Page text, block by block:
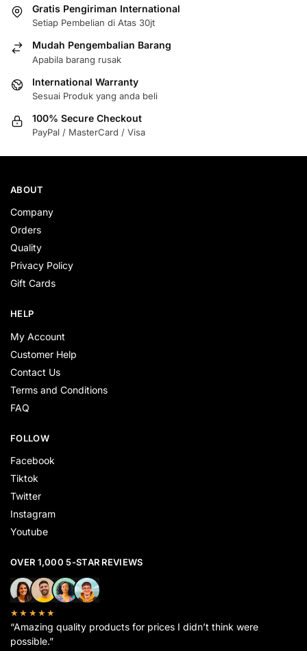
Gratis Pengiriman International
Setiap Pembelian di Atas 30jt
Mudah Pengembalian Barang
Apabila barang rusak
International Warranty
Sesuai Produk yang anda beli
100% Secure Checkout
PayPal / MasterCard / Visa
ABOUT
Company
Orders
Quality
Privacy Policy
Gift Cards
HELP
My Account
Customer Help
Contact Us
Terms and Conditions
FAQ
FOLLOW
Facebook
Tiktok
Twitter
Instagram
Youtube
OVER 1,000 5-STAR REVIEWS
★★★★★
“Amazing quality products for prices I didn’t think were
possible.”